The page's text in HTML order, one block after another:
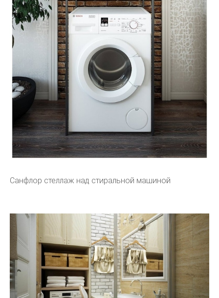
Санфлор стеллаж над стиральной машиной